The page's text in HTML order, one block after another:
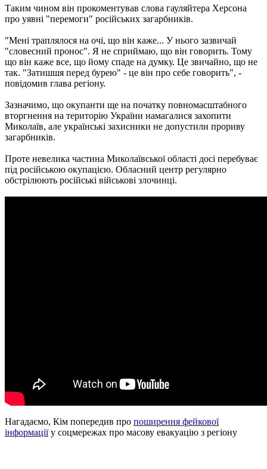
Таким чином він прокоментував слова гауляйтера Херсона
про уявні "перемоги" російських загарбників.
"Мені траплялося на очі, що він каже... У нього зазвичай
"словесний пронос". Я не сприймаю, що він говорить. Тому
що він каже все, що йому спаде на думку. Це звичайно, що не
так. "Затишшя перед бурею" - це він про себе говорить", -
повідомив глава регіону.
Зазначимо, що окупанти ще на початку повномасштабного
вторгнення на територію України намагалися захопити
Миколаїв, але українські захисники не допустили прориву
загарбників.
Проте невелика частина Миколаївської області досі перебуває
під російською окупацією. Обласний центр регулярно
обстрілюють російські військові злочинці.
Нагадаємо, Кім попередив про поширення фейкової
інформаціїу соцмережах про масову евакуацію з регіону